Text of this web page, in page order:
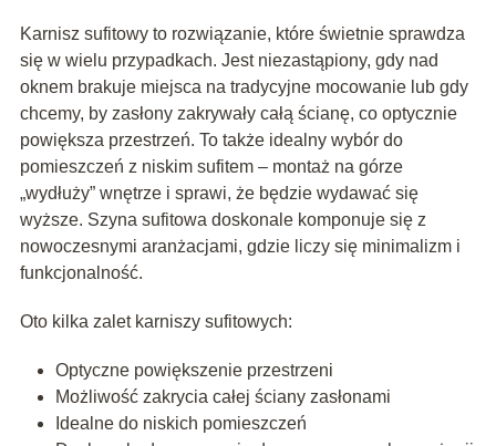
Karnisz sufitowy to rozwiązanie, które świetnie sprawdza
się w wielu przypadkach. Jest niezastąpiony, gdy nad
oknem brakuje miejsca na tradycyjne mocowanie lub gdy
chcemy, by zasłony zakrywały całą ścianę, co optycznie
powiększa przestrzeń. To także idealny wybór do
pomieszczeń z niskim sufitem – montaż na górze
„wydłuży” wnętrze i sprawi, że będzie wydawać się
wyższe. Szyna sufitowa doskonale komponuje się z
nowoczesnymi aranżacjami, gdzie liczy się minimalizm i
funkcjonalność.
Oto kilka zalet karniszy sufitowych:
Optyczne powiększenie przestrzeni
Możliwość zakrycia całej ściany zasłonami
Idealne do niskich pomieszczeń